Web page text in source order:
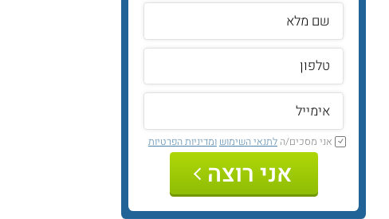
אני מסכים/הלתנאי השימוש ומדיניות הפרטיות
אני רוצה